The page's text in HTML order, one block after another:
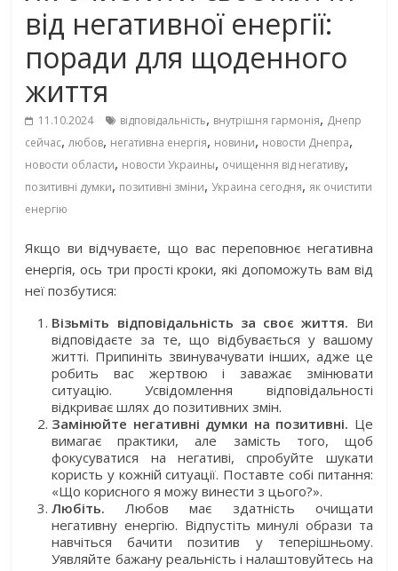
від негативної енергії:
поради для щоденного
життя
11.10.2024 відповідальність, внутрішня гармонія, Днепр
сейчас,любов, негативна енергія, новини, новости Днепра,
новости области, новости Украины, очищення від негативу,
позитивні думки, позитивні зміни, Украина сегодня, як очистити
енергію
Якщо ви відчуваєте, що вас переповнює негативна
енергія, ось три прості кроки, які допоможуть вам від
неї позбутися:
Візьміть відповідальність за своє життя. Ви
відповідаєте за те, що відбувається у вашому
житті. Припиніть звинувачувати інших, адже це
робить вас жертвою і заважає змінювати
ситуацію. Усвідомлення відповідальності
відкриває шлях до позитивних змін.
Замінюйте негативні думки на позитивні. Це
вимагає практики, але замість того, щоб
фокусуватися на негативі, спробуйте шукати
користь у кожній ситуації. Поставте собі питання:
«Що корисного я можу винести з цього?».
Любіть. Любов має здатність очищати
негативну енергію. Відпустіть минулі образи та
навчіться бачити позитив у теперішньому.
Уявляйте бажану реальність і налаштовуйтесь на